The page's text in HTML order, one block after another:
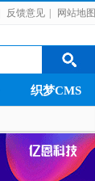
反馈意见 网站地图
织梦CMS